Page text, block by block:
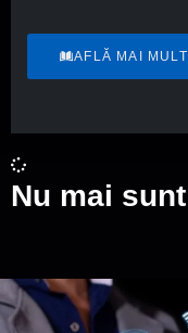
AFLĂ MAI
Nu mai